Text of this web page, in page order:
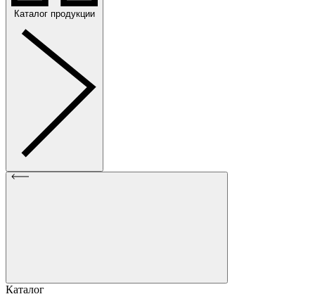
Каталог продукции
Каталог